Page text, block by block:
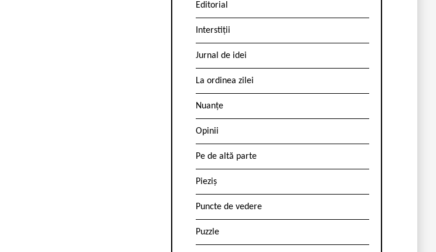
Editorial
Interstiții
Jurnal de idei
La ordinea zilei
Nuanțe
Opinii
Pe de altă parte
Pieziș
Puncte de vedere
Puzzle